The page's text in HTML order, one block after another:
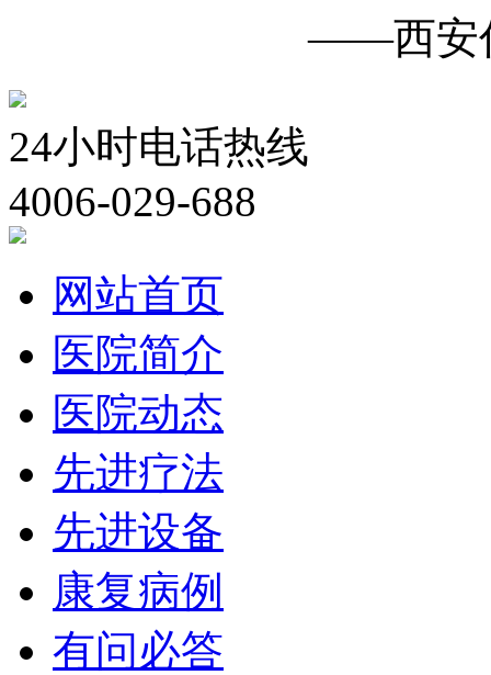
白癜风诊疗中心——西安
24小时电话热线
4006-029-688
网站首页
医院简介
医院动态
先进疗法
先进设备
康复病例
有问必答